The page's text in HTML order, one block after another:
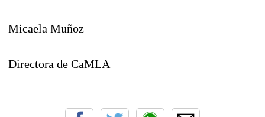
Micaela Muñoz
Directora de CaMLA